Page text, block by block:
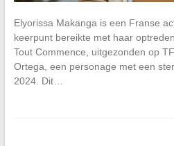
Elyorissa Makanga is een Franse
keerpunt bereikte met haar
Tout Commence, uitgezonden op
Ortega, een personage met een
2024. Dit…